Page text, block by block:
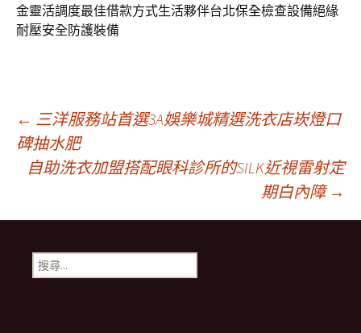
金靈活調度最佳借款方式生活夥伴台北保全檢查設備絕緣
耐壓安全防護裝備
文
章
導
航
← 三洋服務站首選3A娛樂城精選洗衣店崁燈口
碑抽水肥
自助洗衣加盟搭配眼科診所的SILK近視雷射定
期白內障 →
搜
尋